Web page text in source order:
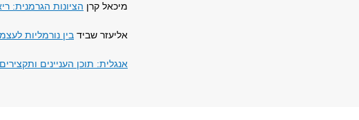
מיכאל קרן הציונות הגרמנית:
אליעזר שביד בין נורמליות
אנגלית: תוכן העניינים ותקצירים